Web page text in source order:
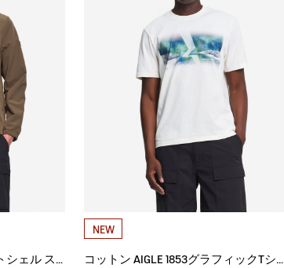
撥水 防風 ストレッチ ソフトシェル スタンドカラージャケット WARM
NEW
コットン AIGLE 1853グラフィックTシャツ